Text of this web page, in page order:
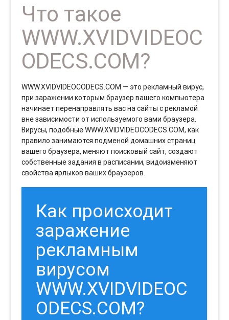
Что такое
WWW.XVIDVIDEOC
ODECS.COM?
WWW.XVIDVIDEOCODECS.COM — это рекламный вирус,
при заражении которым браузер вашего компьютера
начинает перенаправлять вас на сайты с рекламой
вне зависимости от используемого вами браузера.
Вирусы, подобные WWW.XVIDVIDEOCODECS.COM, как
правило занимаются подменой домашних страниц
вашего браузера, меняют поисковый сайт, создают
собственные задания в расписании, видоизменяют
свойства ярлыков ваших браузеров.
Как происходит
заражение
рекламным
вирусом
WWW.XVIDVIDEOC
ODECS.COM?